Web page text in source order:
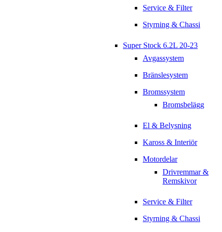
Service & Filter
Styrning & Chassi
Super Stock 6.2L 20-23
Avgassystem
Bränslesystem
Bromssystem
Bromsbelägg
El & Belysning
Kaross & Interiör
Motordelar
Drivremmar &
Remskivor
Service & Filter
Styrning & Chassi